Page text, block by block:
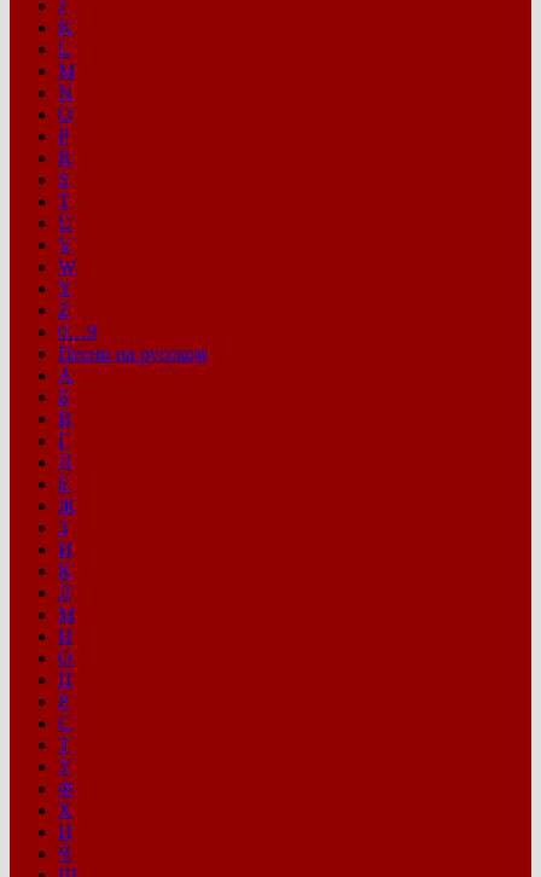
J
K
L
M
N
O
P
R
S
T
U
V
W
Y
Z
0…9
Песни на русском
А
Б
В
Г
Д
Е
Ж
З
И
К
Л
М
Н
О
П
Р
С
Т
У
Ф
Х
Ц
Ч